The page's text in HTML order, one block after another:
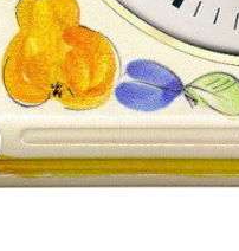
Zum Vergrößern klicken